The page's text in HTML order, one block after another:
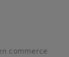
commerce